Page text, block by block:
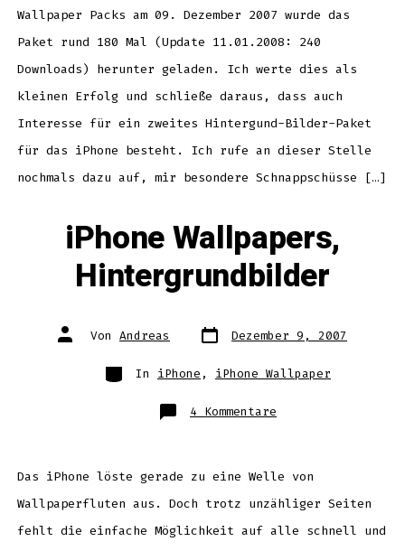
Wallpaper Packs am 09. Dezember 2007 wurde das
Paket rund 180 Mal (Update 11.01.2008: 240
Downloads) herunter geladen. Ich werte dies als
kleinen Erfolg und schließe daraus, dass auch
Interesse für ein zweites Hintergund-Bilder-Paket
für das iPhone besteht. Ich rufe an dieser Stelle
nochmals dazu auf, mir besondere Schnappschüsse […]
iPhone Wallpapers,
Hintergrundbilder
Autor
des Von Andreas Datum
des
Dezember 9, 2007
Kategorien
In iPhone , iPhone Wallpaper
4 Kommentare
iPhone
Das iPhone löste gerade zu eine Welle von
Wallpaperfluten aus. Doch trotz unzähliger Seiten
fehlt die einfache Möglichkeit auf alle schnell und